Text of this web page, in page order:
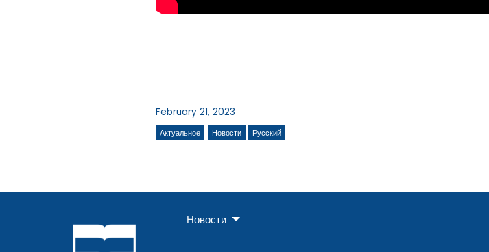
February 21, 2023
Актуальное Новости Русский
Новости